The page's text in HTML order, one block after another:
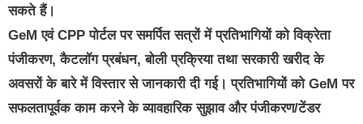
सकते हैं।
GeM एवं CPP पोर्टल पर समर्पित सत्रों में प्रतिभागियों को विक्रेता
पंजीकरण, कैटलॉग प्रबंधन, बोली प्रक्रिया तथा सरकारी खरीद के
अवसरों के बारे में विस्तार से जानकारी दी गई। प्रतिभागियों को GeM पर
सफलतापूर्वक काम करने के व्यावहारिक सुझाव और पंजीकरण/टेंडर